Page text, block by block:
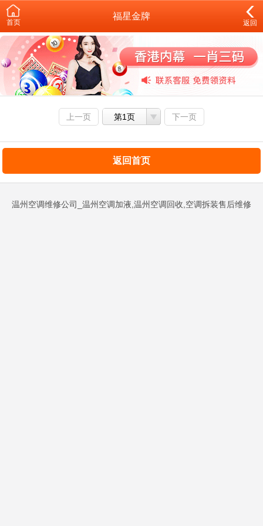
首页
福星金牌
返回
上一页 第1页 下一页
返回首页
温州空调维修公司_温州空调加液,温州空调回收,空调拆装售后维修